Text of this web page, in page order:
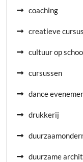
coaching
creatieve
cultuur op
cursussen
dance
drukkerij
duurzame